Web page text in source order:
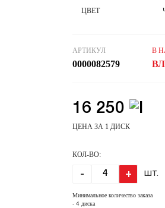
ЦВЕТ
АРТИКУЛ
0000082579
В
16 250
ЦЕНА ЗА 1 ДИСК
КОЛ-ВО:
- + ШТ.
Минимальное количество заказа
- 4 диска